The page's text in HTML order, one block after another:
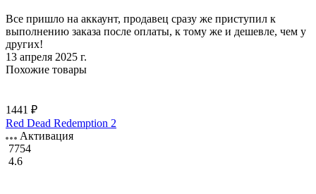
Все пришло на аккаунт, продавец сразу же приступил к
выполнению заказа после оплаты, к тому же и дешевле, чем у
других!
13 апреля 2025 г.
Похожие товары
1441 ₽
Red Dead Redemption 2
Активация
7754
4.6